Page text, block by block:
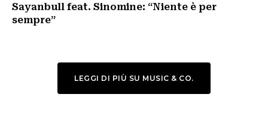
Sayanbull feat. Sinomine: “Niente è per
sempre”
LEGGI DI PIÙ SU MUSIC & CO.